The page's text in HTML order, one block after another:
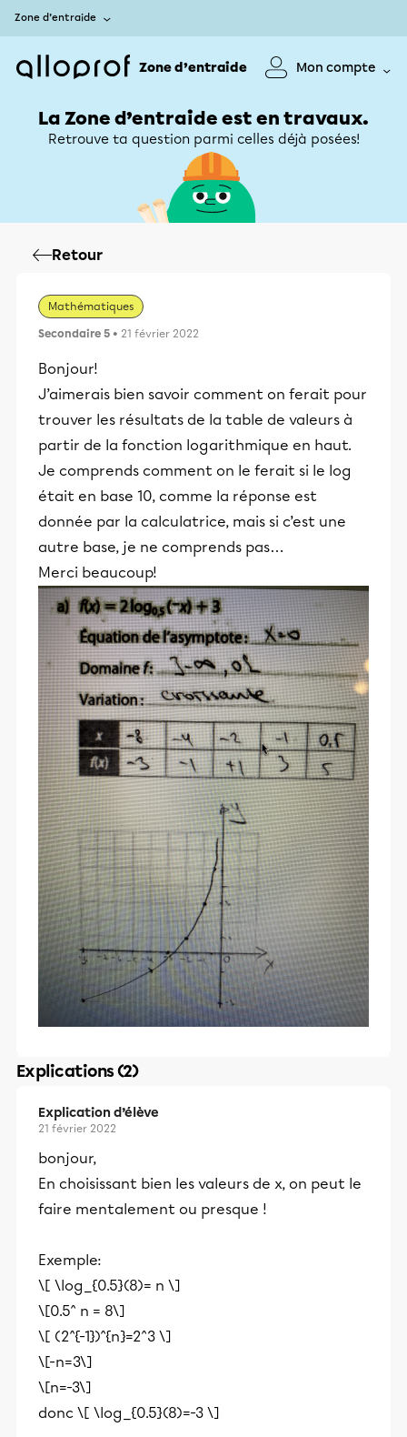
Zone d’entraide
Zone d’entraide Mon compte
La Zone d’entraide est en travaux.
Retrouve ta question parmi celles déjà posées!
Retour
Mathématiques
Secondaire 5 • 21 février 2022
Bonjour!
J’aimerais bien savoir comment on ferait pour
trouver les résultats de la table de valeurs à
partir de la fonction logarithmique en haut.
Je comprends comment on le ferait si le log
était en base 10, comme la réponse est
donnée par la calculatrice, mais si c’est une
autre base, je ne comprends pas…
Merci beaucoup!
Explications (2)
Explication d’élève
21 février 2022
bonjour,
En choisissant bien les valeurs de x, on peut le
faire mentalement ou presque !
Exemple:
\[ \log_{0.5}(8)= n \]
\[0.5^ n = 8\]
\[ (2^{-1})^{n}=2^3 \]
\[-n=3\]
\[n=-3\]
donc \[ \log_{0.5}(8)=-3 \]